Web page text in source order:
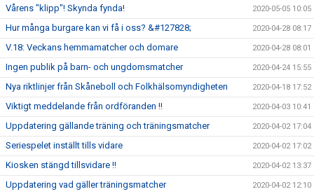
Vårens "klipp"! Skynda fynda! 2020-05-05 10:05
Hur många burgare kan vi få i oss? &#127828; 2020-04-28 08:17
V.18: Veckans hemmamatcher och domare 2020-04-28 08:01
Ingen publik på barn- och ungdomsmatcher 2020-04-24 15:55
Nya riktlinjer från Skåneboll och Folkhälsomyndigheten 2020-04-18 17:52
Viktigt meddelande från ordföranden !! 2020-04-03 10:41
Uppdatering gällande träning och träningsmatcher 2020-04-02 17:04
Seriespelet inställt tills vidare 2020-04-02 17:02
Kiosken stängd tillsvidare !! 2020-04-02 13:37
Uppdatering vad gäller träningsmatcher 2020-04-02 12:10